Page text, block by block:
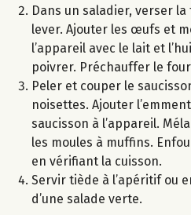
Dans un saladier, verser
lever. Ajouter les œufs et
l’appareil avec le lait et
poivrer. Préchauffer le four
Peler et couper le
noisettes. Ajouter
saucisson à l’appareil.
les moules à muffins.
en vérifiant la cuisson.
Servir tiède à l’apéritif ou
d’une salade verte.